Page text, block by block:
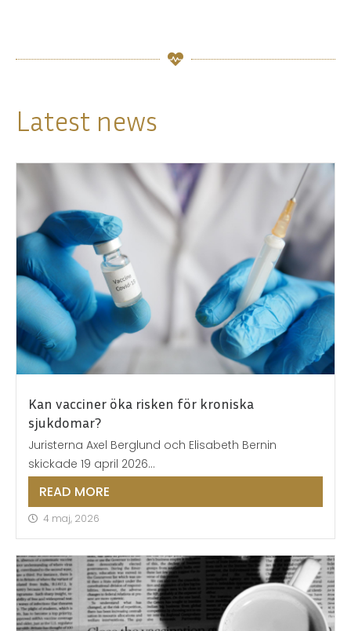
en
Le
citrate
sildénafil
nom
médical
de
l’ingrédient
actif
du
Viagra.
Le
est
beaucoup
moins
cher,
partir
de
cents
par
comprimé,
alors
Latest news
Kan vacciner öka risken för kroniska
sjukdomar?
Juristerna Axel Berglund och Elisabeth Bernin
skickade 19 april 2026...
READ MORE
4 maj, 2026